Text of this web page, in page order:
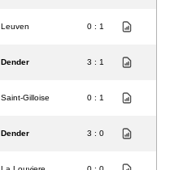
Leuven 0 : 1
Dender 3 : 1
Saint-Gilloise 0 : 1
Dender 3 : 0